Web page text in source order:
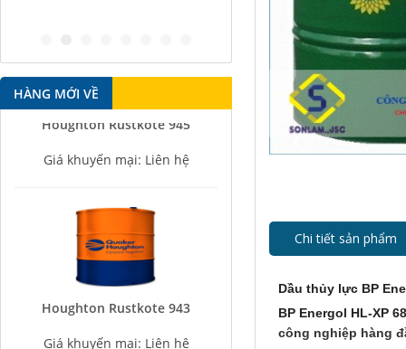
Chi tiết sản phẩm
Dầu thủy lực BP
BP Energol HL-XP
công nghiệp hàng
antirust
HÀNG MỚI VỀ
Houghton Rustkote 945